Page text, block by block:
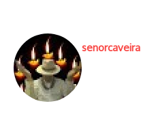
senorcaveira